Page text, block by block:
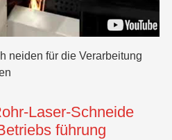
neiden für die Verarbeitung
Laser-Schneide
führung